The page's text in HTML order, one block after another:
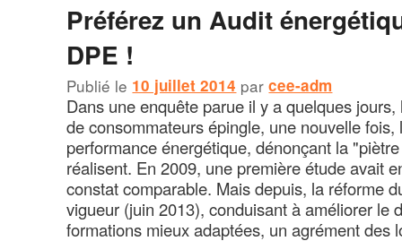
Préférez un Audit
DPE !
Publié le 10 juillet 2014 parcee-adm
Dans une enquête parue il y a quelques
de consommateurs épingle, une nouvelle
performance énergétique, dénonçant la
réalisent. En 2009, une première étude avait
constat comparable. Mais depuis, la réforme
vigueur (juin 2013), conduisant à améliorer le
formations mieux adaptées, un agrément des